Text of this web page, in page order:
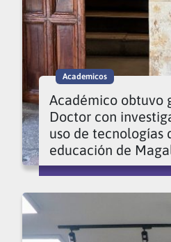
Academicos
Académico obtuvo
Doctor con
uso de tecnologías
educación de